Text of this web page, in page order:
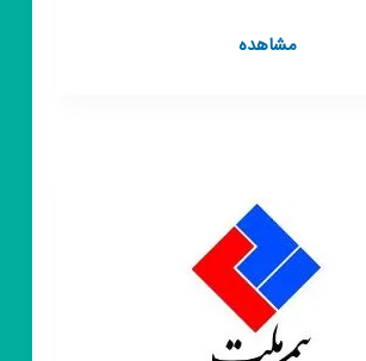
مشاهدهگروه
خانگی
محسنی
🌹